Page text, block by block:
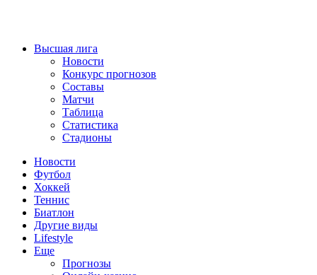
Высшая лига
Новости
Конкурс прогнозов
Составы
Матчи
Таблица
Статистика
Стадионы
Новости
Футбол
Хоккей
Теннис
Биатлон
Другие виды
Lifestyle
Еще
Прогнозы